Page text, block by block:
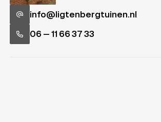
info@ligtenbergtuinen.nl
06 – 11 66 37 33